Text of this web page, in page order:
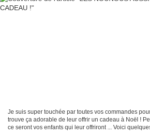
Je suis super touchée par toutes vos commandes
trouve ça adorable de leur offrir un cadeau à Noël !
ce seront vos enfants qui leur offriront ... Voici